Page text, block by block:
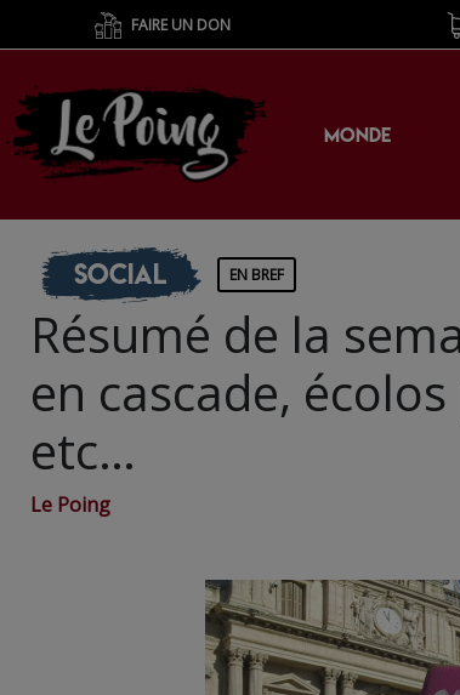
FAIRE UN DON
MONDE
Social EN BREF
Résumé de la
en cascade,
etc…
Le Poing